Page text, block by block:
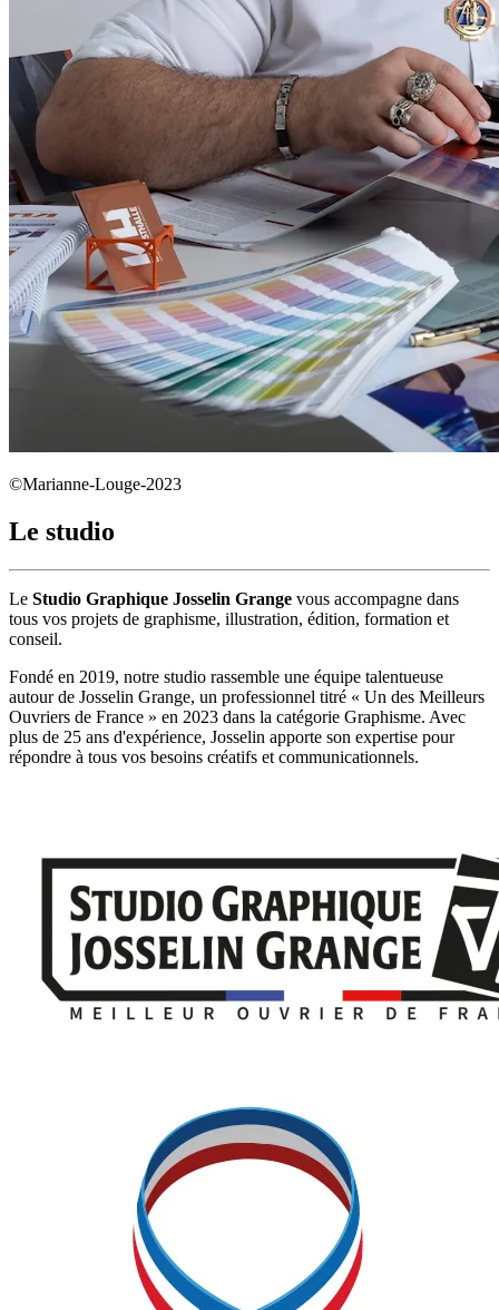
©Marianne-Louge-2023
Le studio
Le Studio Graphique Josselin Grange vous accompagne dans
tous vos projets de graphisme, illustration, édition, formation et
conseil.
Fondé en 2019, notre studio rassemble une équipe talentueuse
autour de Josselin Grange, un professionnel titré « Un des Meilleurs
Ouvriers de France » en 2023 dans la catégorie Graphisme. Avec
plus de 25 ans d'expérience, Josselin apporte son expertise pour
répondre à tous vos besoins créatifs et communicationnels.